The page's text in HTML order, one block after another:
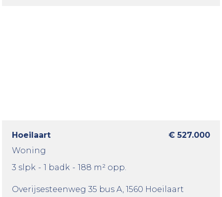
Hoeilaart
€ 527.000
Woning
3 slpk - 1 badk - 188 m² opp.
Overijsesteenweg 35 bus A , 1560 Hoeilaart